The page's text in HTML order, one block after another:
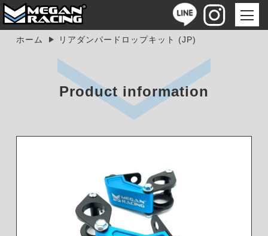
ホーム リアダンパードロップキット (JP)
Product information